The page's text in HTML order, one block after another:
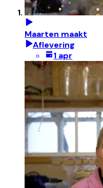
Maarten maakt
Aflevering
1 apr